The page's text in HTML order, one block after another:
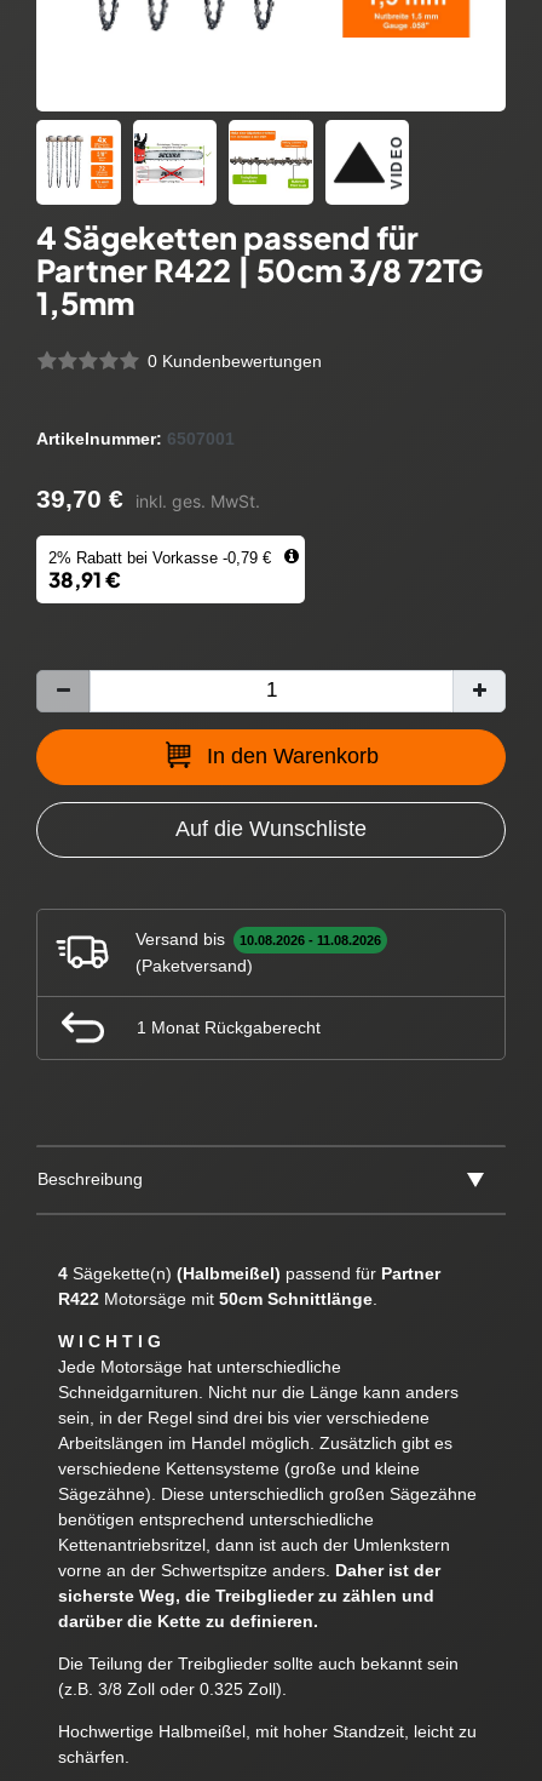
VIDEO
4 Sägeketten passend für
Partner R422 | 50cm 3/8 72TG
1,5mm
0 Kundenbewertungen
Artikelnummer: 6507001
39,70 € inkl. ges. MwSt.
2% Rabatt bei Vorkasse -0,79 €
38,91 €
In den Warenkorb
Auf die Wunschliste
Versand bis 10.08.2026 - 11.08.2026
(Paketversand)
1 Monat Rückgaberecht
Beschreibung
4Sägekette(n) (Halbmeißel) passend für Partner
R422Motorsäge mit 50cm Schnittlänge.
W I C H T I G
Jede Motorsäge hat unterschiedliche
Schneidgarnituren. Nicht nur die Länge kann anders
sein, in der Regel sind drei bis vier verschiedene
Arbeitslängen im Handel möglich. Zusätzlich gibt es
verschiedene Kettensysteme (große und kleine
Sägezähne). Diese unterschiedlich großen Sägezähne
benötigen entsprechend unterschiedliche
Kettenantriebsritzel, dann ist auch der Umlenkstern
vorne an der Schwertspitze anders. Daher ist der
sicherste Weg, die Treibglieder zu zählen und
darüber die Kette zu definieren.
Die Teilung der Treibglieder sollte auch bekannt sein
(z.B. 3/8 Zoll oder 0.325 Zoll).
Hochwertige Halbmeißel, mit hoher Standzeit, leicht zu
schärfen.